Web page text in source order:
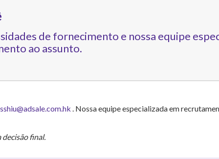
de fornecimento e nossa equipe
ao assunto.
. Nossa equipe especializada em
decisão final.